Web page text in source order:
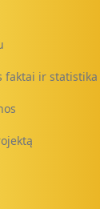
faktai ir statistika